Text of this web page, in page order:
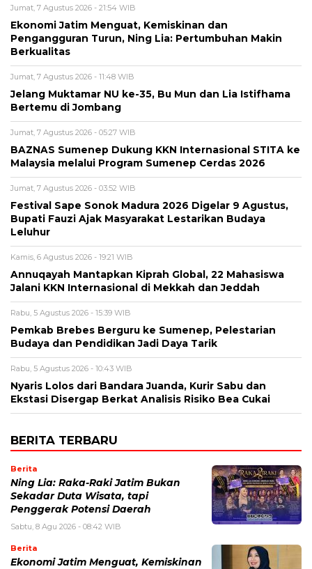
Jumat, 7 Agustus 2026 - 21:54 WIB
Ekonomi Jatim Menguat, Kemiskinan dan
Pengangguran Turun, Ning Lia: Pertumbuhan Makin
Berkualitas
Jumat, 7 Agustus 2026 - 11:48 WIB
Jelang Muktamar NU ke-35, Bu Mun dan Lia Istifhama
Bertemu di Jombang
Jumat, 7 Agustus 2026 - 05:27 WIB
BAZNAS Sumenep Dukung KKN Internasional STITA ke
Malaysia melalui Program Sumenep Cerdas 2026
Jumat, 7 Agustus 2026 - 03:52 WIB
Festival Sape Sonok Madura 2026 Digelar 9 Agustus,
Bupati Fauzi Ajak Masyarakat Lestarikan Budaya
Leluhur
Kamis, 6 Agustus 2026 - 19:21 WIB
Annuqayah Mantapkan Kiprah Global, 22 Mahasiswa
Jalani KKN Internasional di Mekkah dan Jeddah
Rabu, 5 Agustus 2026 - 15:39 WIB
Pemkab Brebes Berguru ke Sumenep, Pelestarian
Budaya dan Pendidikan Jadi Daya Tarik
Rabu, 5 Agustus 2026 - 10:43 WIB
Nyaris Lolos dari Bandara Juanda, Kurir Sabu dan
Ekstasi Disergap Berkat Analisis Risiko Bea Cukai
BERITA TERBARU
Berita
Ning Lia: Raka-Raki Jatim Bukan
Sekadar Duta Wisata, tapi
Penggerak Potensi Daerah
Sabtu, 8 Agu 2026 - 08:42 WIB
Berita
Ekonomi Jatim Menguat, Kemiskinan